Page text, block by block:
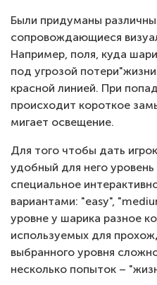
Были придуманы
сопровождающиеся
Например, поля, куда
под угрозой
красной линией. При
происходит короткое
мигает освещение.
Для того чтобы дать
удобный для него
специальное
вариантами: "easy",
уровне у шарика разное
используемых для
выбранного уровня
несколько попыток –